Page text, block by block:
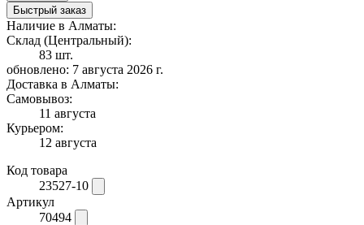
Быстрый заказ
Наличие в Алматы:
Склад (Центральный):
83 шт.
обновлено: 7 августа 2026 г.
Доставка в Алматы:
Самовывоз:
11 августа
Курьером:
12 августа
Код товара
23527-10
Артикул
70494